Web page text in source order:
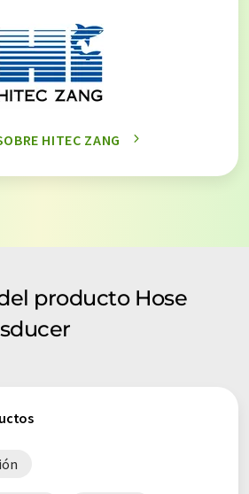
HITEC ZANG
producto Hose